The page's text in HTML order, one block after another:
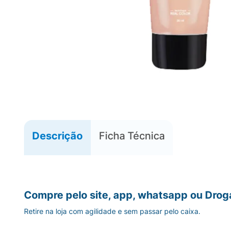
Descrição Ficha Técnica
Compre pelo site, app, whatsapp ou
Retire na loja com agilidade e sem passar pelo caixa.